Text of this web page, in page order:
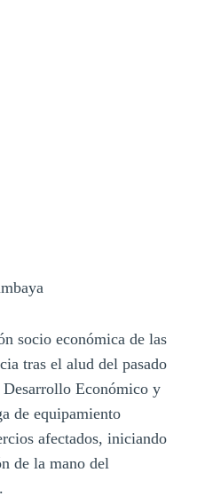
socio económica de las
tras el alud del pasado
Económico y
de equipamiento
afectados, iniciando
de la mano del